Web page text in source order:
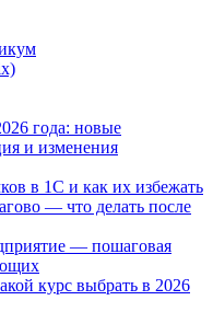
года: новые
и изменения
в 1С и как их избежать
— что делать после
— пошаговая
курс выбрать в 2026